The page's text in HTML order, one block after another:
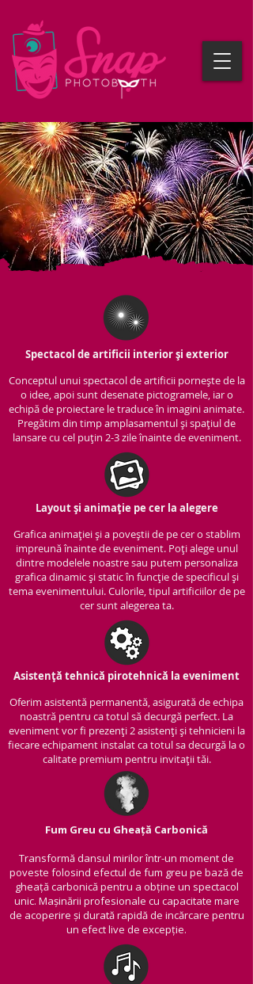
Spectacol de artificii interior și exterior
Conceptul unui spectacol de artificii pornește de la
o idee, apoi sunt desenate pictogramele, iar o
echipă de proiectare le traduce în imagini animate.
Pregătim din timp amplasamentul și spațiul de
lansare cu cel puțin 2-3 zile înainte de eveniment.
Layout și animație pe cer la alegere
Grafica animației și a poveștii de pe cer o stablim
impreună înainte de eveniment. Poți alege unul
dintre modelele noastre sau putem personaliza
grafica dinamic și static în funcție de specificul și
tema evenimentului. Culorile, tipul artificiilor de pe
cer sunt alegerea ta.
Asistență tehnică pirotehnică la eveniment
Oferim asistentă permanentă, asigurată de echipa
noastră pentru ca totul să decurgă perfect. La
eveniment vor fi prezenți 2 asistenți și tehnicieni la
fiecare echipament instalat ca totul sa decurgă la o
calitate premium pentru invitații tăi.
Fum Greu cu Gheață Carbonică
Transformă dansul mirilor într-un moment de
poveste folosind efectul de fum greu pe bază de
gheață carbonică pentru a obține un spectacol
unic. Mașinării profesionale cu capacitate mare
de acoperire și durată rapidă de incărcare pentru
un efect live de excepție.